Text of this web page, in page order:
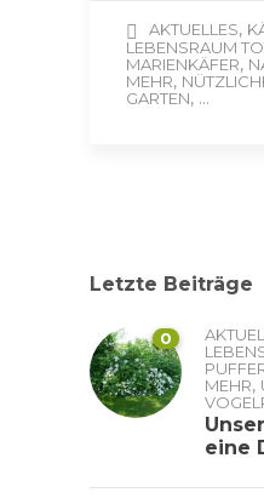
AKTUELLES,
LEBENSRAUM
MARIENKÄFER,
MEHR,
GARTEN, ...
Letzte Beiträge
0
MEHR,
eine